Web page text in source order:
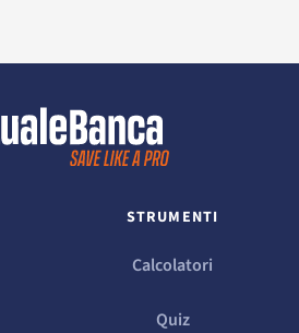
STRUMENTI
Calcolatori
Quiz